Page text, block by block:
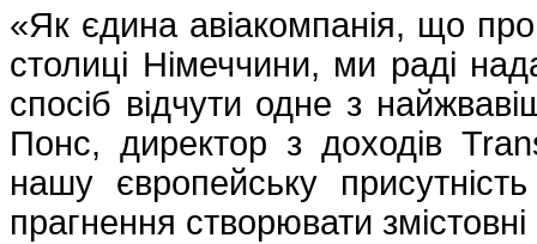
«Як єдина авіакомпанія, що
столиці Німеччини, ми раді
спосіб відчути одне з
Понс, директор з доходів
нашу європейську
прагнення створювати